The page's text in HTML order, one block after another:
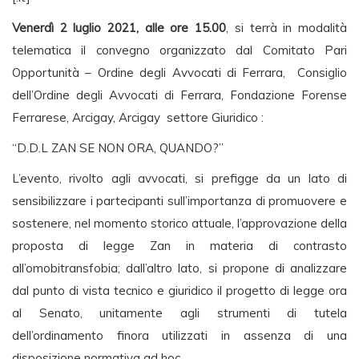
Venerdì 2 luglio 2021, alle ore 15.00, si terrà in modalità
telematica il convegno organizzato dal Comitato Pari
Opportunità – Ordine degli Avvocati di Ferrara, Consiglio
dell’Ordine degli Avvocati di Ferrara, Fondazione Forense
Ferrarese, Arcigay, Arcigay settore Giuridico :
“D.D.L ZAN SE NON ORA, QUANDO?”
L’evento, rivolto agli avvocati, si prefigge da un lato di
sensibilizzare i partecipanti sull’importanza di promuovere e
sostenere, nel momento storico attuale, l’approvazione della
proposta di legge Zan in materia di contrasto
all’omobitransfobia; dall’altro lato, si propone di analizzare
dal punto di vista tecnico e giuridico il progetto di legge ora
al Senato, unitamente agli strumenti di tutela
dell’ordinamento finora utilizzati in assenza di una